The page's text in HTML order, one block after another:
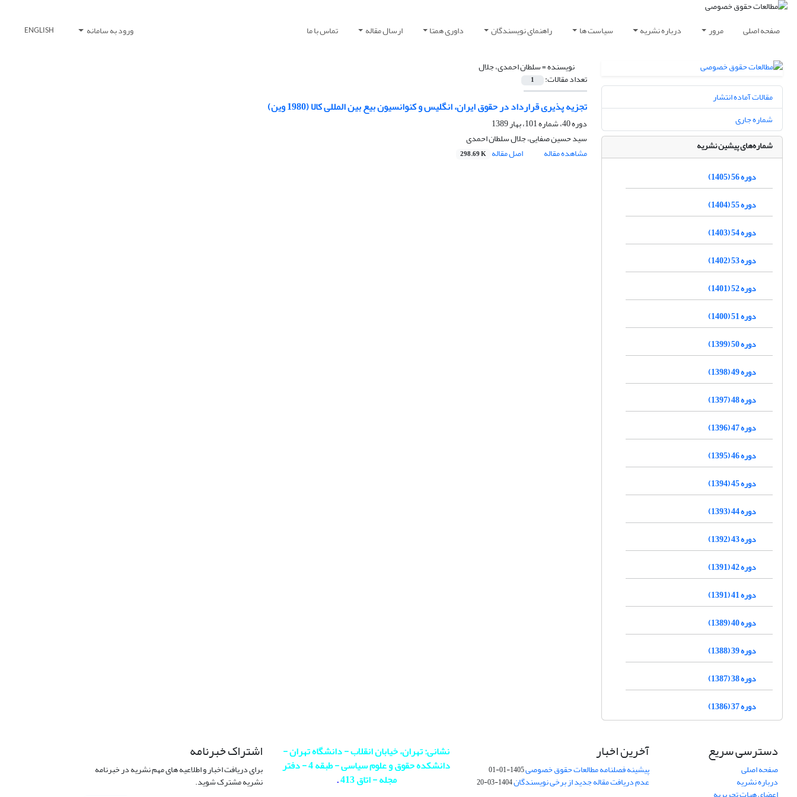
صفحه اصلی مرور درباره نشریه سیاست ها راهنمای نویسندگان داوری همتا ارسال مقاله تماس با ما ورود به سامانه ENGLISH
نویسنده =سلطان احمدی، جلال
تعداد مقالات: 1
تجزیه پذیری قرارداد در حقوق ایران، انگلیس و کنوانسیون بیع بین المللی کالا (1980 وین)
دوره 40، شماره 101، بهار 1389
سید حسین صفایی، جلال سلطان احمدی
مشاهده مقاله
اصل مقاله 298.69 K
مقالات آماده انتشار
شماره جاری
شماره‌های پیشین نشریه
دوره 56 (1405)
دوره 55 (1404)
دوره 54 (1403)
دوره 53 (1402)
دوره 52 (1401)
دوره 51 (1400)
دوره 50 (1399)
دوره 49 (1398)
دوره 48 (1397)
دوره 47 (1396)
دوره 46 (1395)
دوره 45 (1394)
دوره 44 (1393)
دوره 43 (1392)
دوره 42 (1391)
دوره 41 (1391)
دوره 40 (1389)
دوره 39 (1388)
دوره 38 (1387)
دوره 37 (1386)
دسترسی سریع
صفحه اصلی
درباره نشریه
آخرین اخبار
پیشینه فصلنامه مطالعات حقوق خصوصی1405-01-01
عدم دریافت مقاله جدید از برخی نویسندگان1404-03-20
نشانی: تهران، خیابان انقلاب - دانشگاه تهران -
دانشکده حقوق و علوم سیاسی - طبقه 4 - دفتر
مجله - اتاق 413
.
اشتراک خبرنامه
برای دریافت اخبار و اطلاعیه های مهم نشریه در خبرنامه
نشریه مشترک شوید.